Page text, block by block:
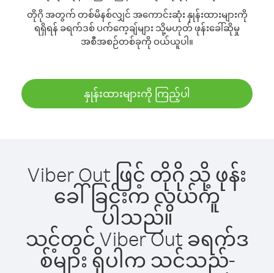
တိုဂို အတွက် တစ်မိနစ်လျှင် အကောင်းဆုံး နှုန်းထားများကို
ရရှိရန် ခရက်ဒစ် ပက်ကေ့ချ်များ သို့မဟုတ် ဖုန်းခေါ်ဆိုမှု
အစီအစဉ်တစ်ခုကို ဝယ်ယူပါ။
နှုန်းထားများကို ကြည့်ပါ
Viber Out ဖြင့် တိုဂို သို့ ဖုန်း
ခေါ်ခြင်းက လွယ်ကူ
ပါသည်။
သင့်တွင် Viber Out ခရက်ဒ
စ်များ ရှိပါက သင်သည်-